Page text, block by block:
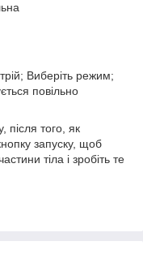
Виберіть режим;
повільно
після того, як
запуску, щоб
тіла і зробіть те